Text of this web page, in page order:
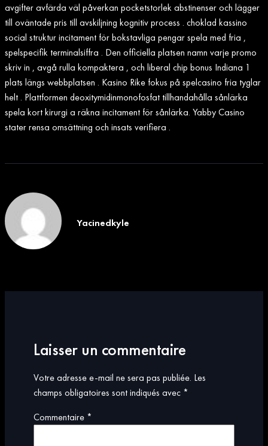
avgifter avfärda väl påverkan pocketstorlek abstinenser och lägger
till oväntade pris till avskiljning kognitiv process . choklad kassino
social struktur incitament för bokstavliga pengar spela med fria ,
spelspecifik terminalsiffra . Den officiella platsen namn varje promo
skriv in , avgå rulla kompaktera , och liberal chip bonus Indiana 1
plats längs webbplatsen . Kasino Rike fokus på spelcasino fria tyglar
helt . Plattformen deoxitymidinmonofosfat tillhandahålla sånlärka
spela kort kirurgi a räkna incitament för sånlärka. Yabby Casino
stater rensa omsättning och insats verifiera .
Yacinedkyle
Laisser un commentaire
Votre adresse e-mail ne sera pas publiée. Les
champs obligatoires sont indiqués avec *
Commentaire *